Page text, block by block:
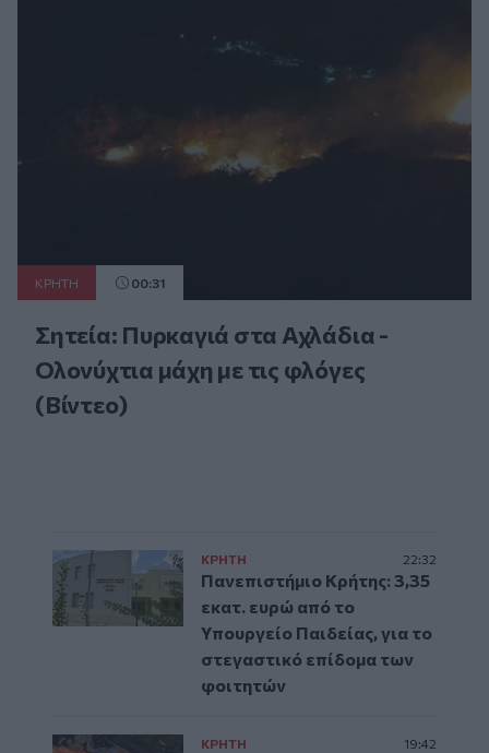
ΚΡΗΤΗ 00:31
Σητεία: Πυρκαγιά στα Αχλάδια -
Ολονύχτια μάχη με τις φλόγες
(Βίντεο)
ΚΡΗΤΗ 22:32
Πανεπιστήμιο Κρήτης: 3,35
εκατ. ευρώ από το
Υπουργείο Παιδείας, για το
στεγαστικό επίδομα των
φοιτητών
ΚΡΗΤΗ 19:42